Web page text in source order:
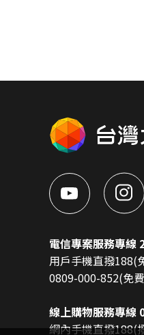
電信專案服務專線
用戶手機直撥188(
0809-000-852(免
線上購物服務專線
網內手機直撥188(